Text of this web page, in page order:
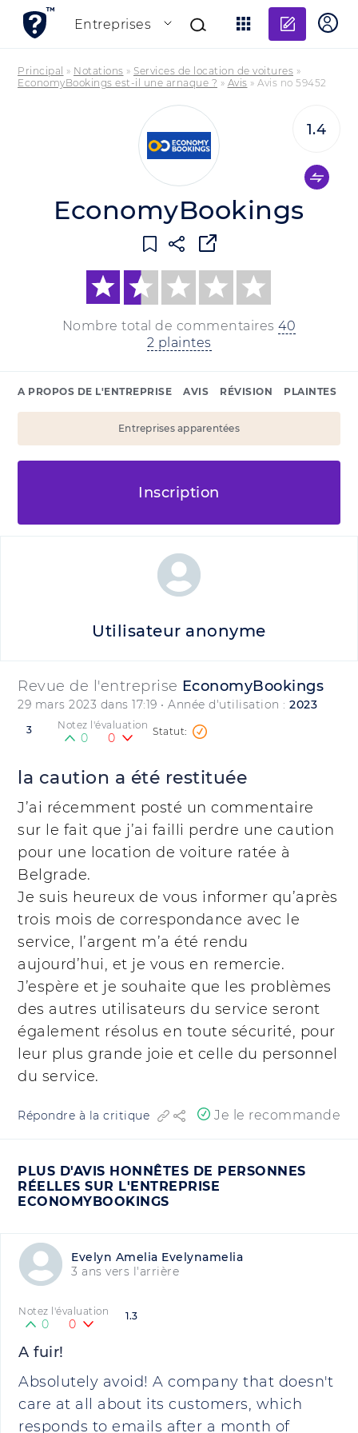
Entreprises
Principal » Notations » Services de location de voitures »
EconomyBookings est-il une arnaque ? » Avis » Avis no 59452
EconomyBookings
Nombre total de commentaires 40
2 plaintes
1.4
A PROPOS DE L'ENTREPRISE AVIS RÉVISION PLAINTES
Entreprises apparentées
Inscription
Revue de l'entreprise EconomyBookings
29 mars 2023 dans 17:19 • Année d'utilisation : 2023
3 Notez l'évaluation
0 0
la caution a été restituée
J’ai récemment posté un commentaire
sur le fait que j’ai failli perdre une caution
pour une location de voiture ratée à
Belgrade.
Je suis heureux de vous informer qu’après
trois mois de correspondance avec le
service, l’argent m’a été rendu
aujourd’hui, et je vous en remercie.
J’espère et je souhaite que les problèmes
des autres utilisateurs du service seront
également résolus en toute sécurité, pour
leur plus grande joie et celle du personnel
du service.
Répondre à la critique Je le recommande
PLUS D'AVIS HONNÊTES DE PERSONNES
RÉELLES SUR L'ENTREPRISE
ECONOMYBOOKINGS
Evelyn Amelia Evelynamelia
3 ans vers l'arrière
1.3
Notez l'évaluation
0 0
A fuir!
Absolutely avoid! A company that doesn't
care at all about its customers, which
responds to emails after a month of
Utilisateur anonyme